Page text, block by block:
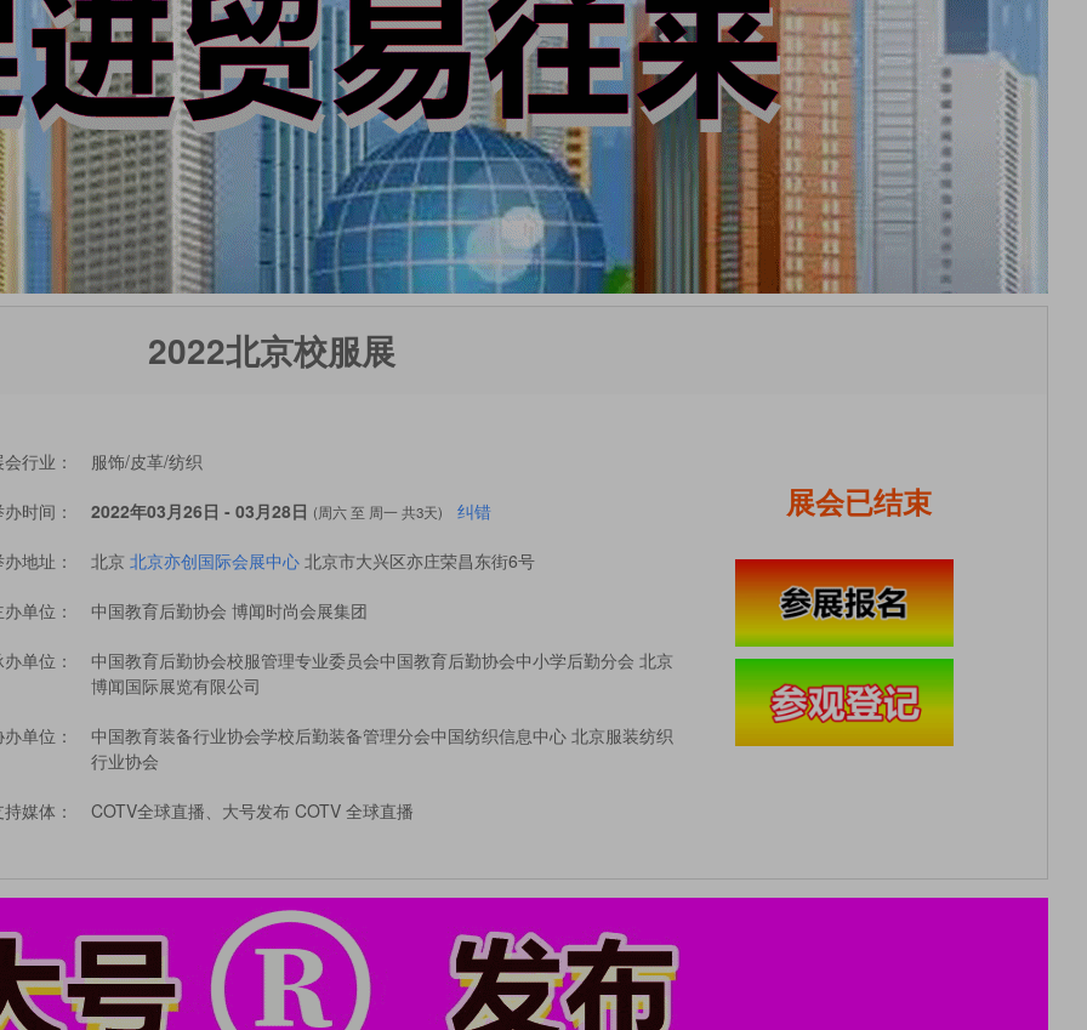
2022北京校服展
行业： 服饰/皮革/纺织
时间： 2022年03月26日 - 03月28日 (周六 至 周一 共3天) 纠错
地址： 北京 北京亦创国际会展中心 北京市大兴区亦庄荣昌东街6号
单位： 中国教育后勤协会 博闻时尚会展集团
单位：
中国教育后勤协会校服管理专业委员会中国教育后勤协会中小学后勤分会 北京
博闻国际展览有限公司
单位：
中国教育装备行业协会学校后勤装备管理分会中国纺织信息中心 北京服装纺织
行业协会
媒体： COTV全球直播、大号发布 COTV 全球直播
展会已结束